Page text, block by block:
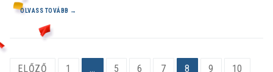
OLVASS TOVÁBB →
ELŐZŐ 1 … 5 6 7 8 9
10